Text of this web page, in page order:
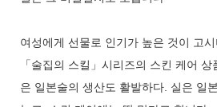
여성에게 선물로 인기가 높은 것이 고
「술집의 스킬」시리즈의 스킨 케어
은 일본술의 생산도 활발하다. 실은 일